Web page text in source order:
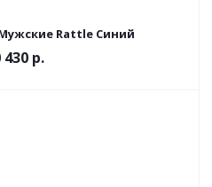
Rattle Cиний
430 р.